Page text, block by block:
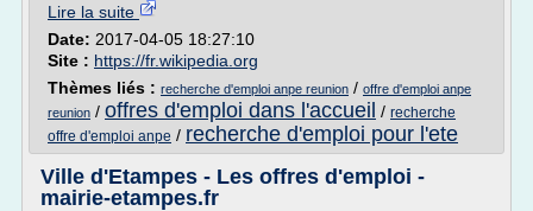
Lire la suite
Date: 2017-04-05 18:27:10
Site : https://fr.wikipedia.org
Thèmes liés : recherche d'emploi anpe reunion / offre d'emploi anpe
reunion / offres d'emploi dans l'accueil / recherche
offre d'emploi anpe / recherche d'emploi pour l'ete
Ville d'Etampes - Les offres d'emploi -
mairie-etampes.fr